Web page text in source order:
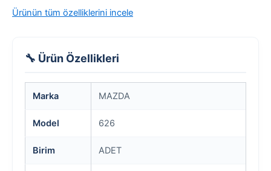
Ürünün tüm özelliklerini incele
🔧 Ürün Özellikleri
Marka MAZDA
Model 626
Birim ADET